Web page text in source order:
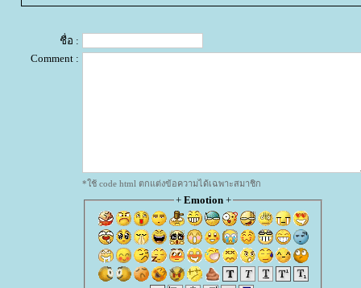
ชื่อ :
Comment :
*ใช้ code html ตกแต่งข้อความได้เฉพาะสมาชิก
+ Emotion+